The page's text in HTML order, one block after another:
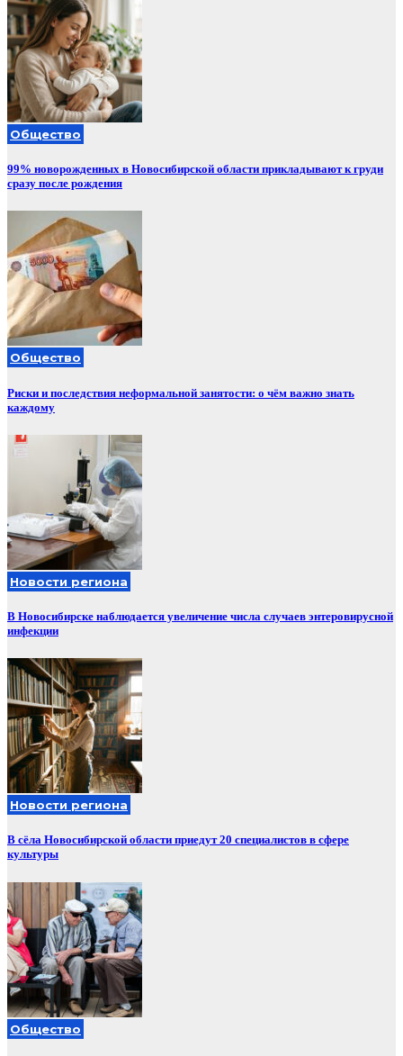
Общество
99% новорожденных в Новосибирской области прикладывают к груди
сразу после рождения
Общество
Риски и последствия неформальной занятости: о чём важно знать
каждому
Новости региона
В Новосибирске наблюдается увеличение числа случаев энтеровирусной
инфекции
Новости региона
В сёла Новосибирской области приедут 20 специалистов в сфере
культуры
Общество